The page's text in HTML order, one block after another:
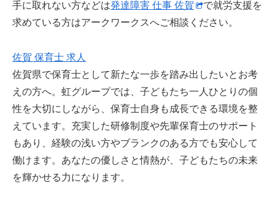
手に取れない方などは発達障害 仕事 佐賀
で就労支援を
求めている方はアークワークスへご相談ください。
佐賀 保育士 求人
佐賀県で保育士として新たな一歩を踏み出したいとお考
えの方へ。虹グループでは、子どもたち一人ひとりの個
性を大切にしながら、保育士自身も成長できる環境を整
えています。充実した研修制度や先輩保育士のサポート
もあり、経験の浅い方やブランクのある方でも安心して
働けます。あなたの優しさと情熱が、子どもたちの未来
を輝かせる力になります。